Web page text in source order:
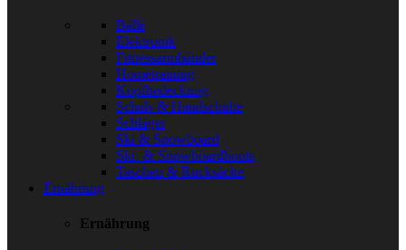
Bälle
Elektronik
Fitnessarmbänder
Hometraining
Kopfbedeckung
Schals & Handschuhe
Schläger
Ski & Snowboard
Ski- & Snowboardboots
Taschen & Rucksäcke
Ernährung
Ernährung